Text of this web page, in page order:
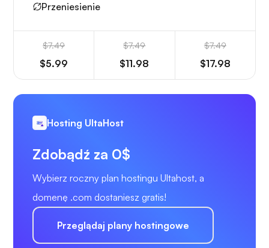
Przeniesienie
$7.49
$5.99
$7.49
$11.98
$7.49
$17.98
Hosting UltaHost
Zdobądź za 0$
Wybierz roczny plan hostingu Ultahost, a
domenę .com dostaniesz gratis!
Przeglądaj plany hostingowe